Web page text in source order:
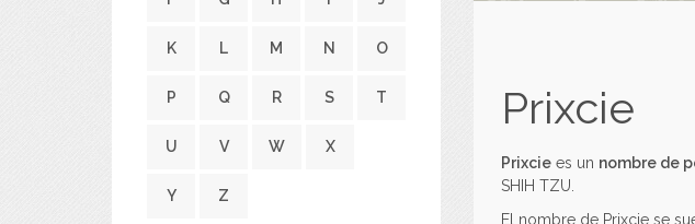
K L M N O
P Q R S T
U V W X
Y Z
Prixcie
Prixcie es un nombre de
SHIH TZU.
El nombre de Prixcie se